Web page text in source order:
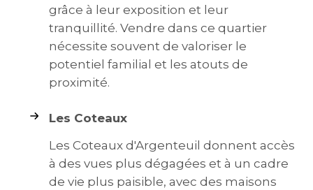
grâce à leur exposition et leur
tranquillité. Vendre dans ce quartier
nécessite souvent de valoriser le
potentiel familial et les atouts de
proximité.
Les Coteaux
Les Coteaux d'Argenteuil donnent accès
à des vues plus dégagées et à un cadre
de vie plus paisible, avec des maisons